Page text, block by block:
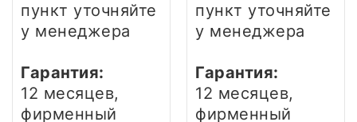
пункт уточняйте
у менеджера
Гарантия:
12 месяцев,
фирменный
пункт уточняйте
у менеджера
Гарантия:
12 месяцев,
фирменный